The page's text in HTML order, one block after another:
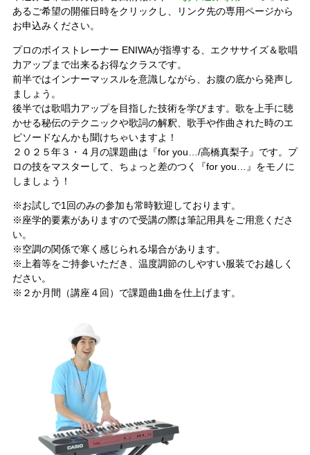
あるご希望の開催日時をクリックし、リンク先の専用ページから
お申込みください。
プロのボイストレーナー ENIWAが指導する、エクササイズ＆歌唱
力アップまで出来るお得なクラスです。
前半ではインナーマッスルを意識しながら、お腹の底から発声し
ましょう。
後半では歌唱力アップを目指した技術を学びます。歌を上手に聴
かせる秘伝のテクニックや歌詞の解釈、歌手や作曲された時のエ
ピソードなんかも聞けちゃいますよ！
２０２５年３・４月の課題曲は『for you…/高橋真梨子』です。プ
ロの技をマスターして、ちょっと差のつく『for you…』をモノに
しましょう！
※お試しで1回のみの参加も常時歓迎しております。
※座学的要素がありますので受講の際は筆記用具をご用意くださ
い。
※空調の関係で寒く感じられる場合があります。
※上着等をご持参いただき、温度調節のしやすい服装でお越しく
ださい。
※２か月間（講座４回）で課題曲1曲を仕上げます。